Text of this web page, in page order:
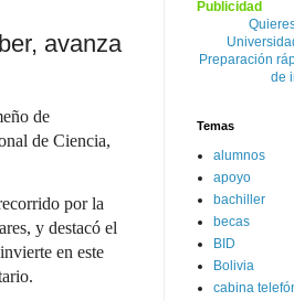
avanza
de
de Ciencia,
por la
y destacó el
en este
Publicidad
Preparación
de
Temas
alumnos
apoyo
bachiller
becas
BID
Bolivia
cabina